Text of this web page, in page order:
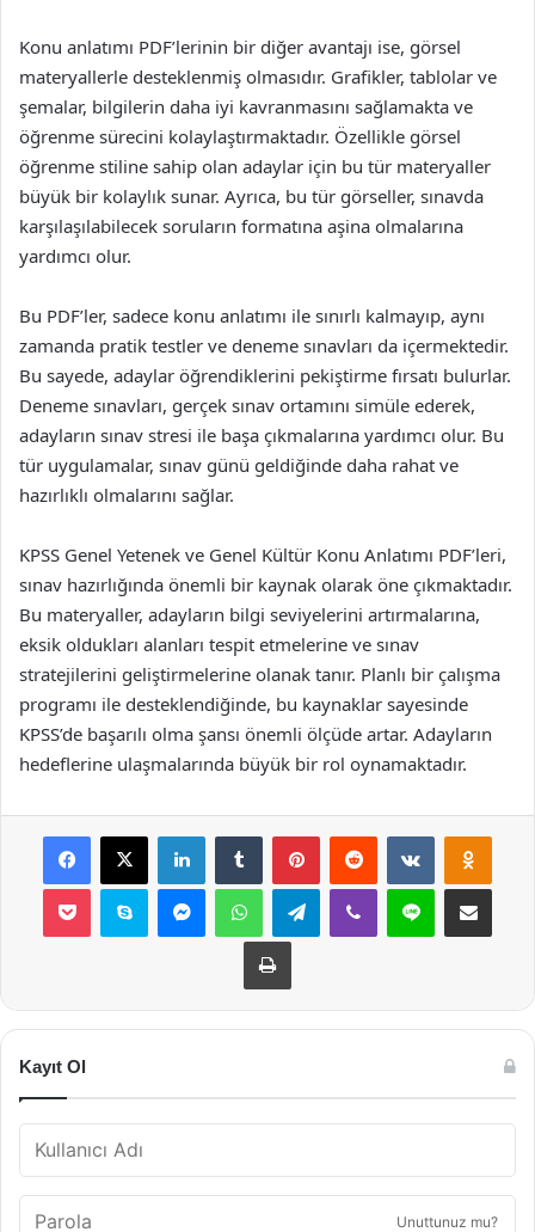
Konu anlatımı PDF’lerinin bir diğer avantajı ise, görsel
materyallerle desteklenmiş olmasıdır. Grafikler, tablolar ve
şemalar, bilgilerin daha iyi kavranmasını sağlamakta ve
öğrenme sürecini kolaylaştırmaktadır. Özellikle görsel
öğrenme stiline sahip olan adaylar için bu tür materyaller
büyük bir kolaylık sunar. Ayrıca, bu tür görseller, sınavda
karşılaşılabilecek soruların formatına aşina olmalarına
yardımcı olur.
Bu PDF’ler, sadece konu anlatımı ile sınırlı kalmayıp, aynı
zamanda pratik testler ve deneme sınavları da içermektedir.
Bu sayede, adaylar öğrendiklerini pekiştirme fırsatı bulurlar.
Deneme sınavları, gerçek sınav ortamını simüle ederek,
adayların sınav stresi ile başa çıkmalarına yardımcı olur. Bu
tür uygulamalar, sınav günü geldiğinde daha rahat ve
hazırlıklı olmalarını sağlar.
KPSS Genel Yetenek ve Genel Kültür Konu Anlatımı PDF’leri,
sınav hazırlığında önemli bir kaynak olarak öne çıkmaktadır.
Bu materyaller, adayların bilgi seviyelerini artırmalarına,
eksik oldukları alanları tespit etmelerine ve sınav
stratejilerini geliştirmelerine olanak tanır. Planlı bir çalışma
programı ile desteklendiğinde, bu kaynaklar sayesinde
KPSS’de başarılı olma şansı önemli ölçüde artar. Adayların
hedeflerine ulaşmalarında büyük bir rol oynamaktadır.
Facebook
X LinkedInTumblr PinterestReddit VKontakte
Pocket Skype MessengerWhatsAppTelegramViber Line E-Posta ile
Yazdır
Kayıt Ol
Unuttunuz mu?